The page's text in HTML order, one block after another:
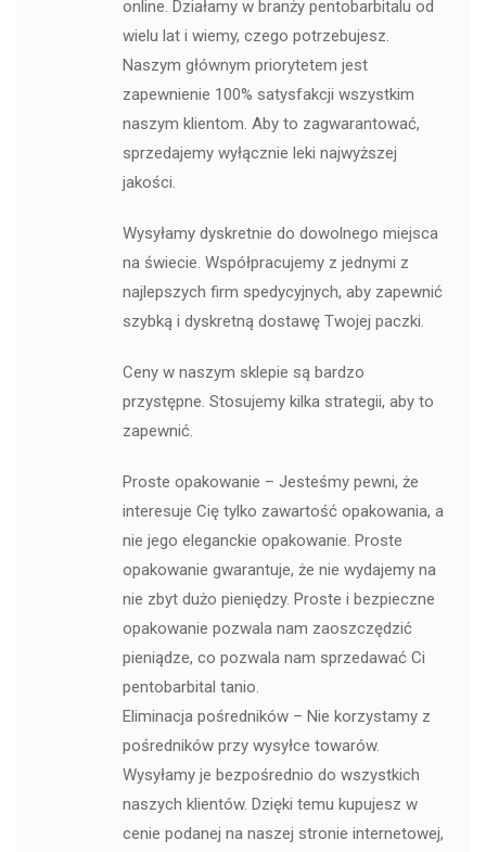
online. Działamy w branży pentobarbitalu od
wielu lat i wiemy, czego potrzebujesz.
Naszym głównym priorytetem jest
zapewnienie 100% satysfakcji wszystkim
naszym klientom. Aby to zagwarantować,
sprzedajemy wyłącznie leki najwyższej
jakości.
Wysyłamy dyskretnie do dowolnego miejsca
na świecie. Współpracujemy z jednymi z
najlepszych firm spedycyjnych, aby zapewnić
szybką i dyskretną dostawę Twojej paczki.
Ceny w naszym sklepie są bardzo
przystępne. Stosujemy kilka strategii, aby to
zapewnić.
Proste opakowanie – Jesteśmy pewni, że
interesuje Cię tylko zawartość opakowania, a
nie jego eleganckie opakowanie. Proste
opakowanie gwarantuje, że nie wydajemy na
nie zbyt dużo pieniędzy. Proste i bezpieczne
opakowanie pozwala nam zaoszczędzić
pieniądze, co pozwala nam sprzedawać Ci
pentobarbital tanio.
Eliminacja pośredników – Nie korzystamy z
pośredników przy wysyłce towarów.
Wysyłamy je bezpośrednio do wszystkich
naszych klientów. Dzięki temu kupujesz w
cenie podanej na naszej stronie internetowej,